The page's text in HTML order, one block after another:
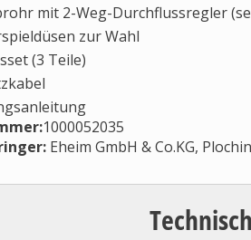
mit 2-Weg-Durchflussregler
zur Wahl
(3 Teile)
1000052035
: Eheim GmbH & Co.KG,